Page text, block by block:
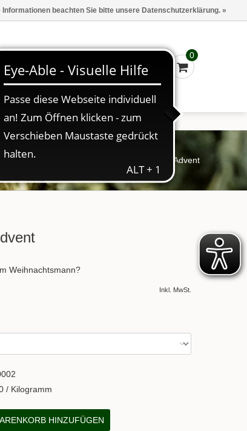
Marken Kasse - €0,00 Anmelden
0
Startseite FT Weihnachten-Advent
Weihnachtsmann?
Inkl. MwSt.
/ Kilogramm
HINZUFÜGEN
Informationen beachten Sie bitte unsere Datenschutzerklärung. »